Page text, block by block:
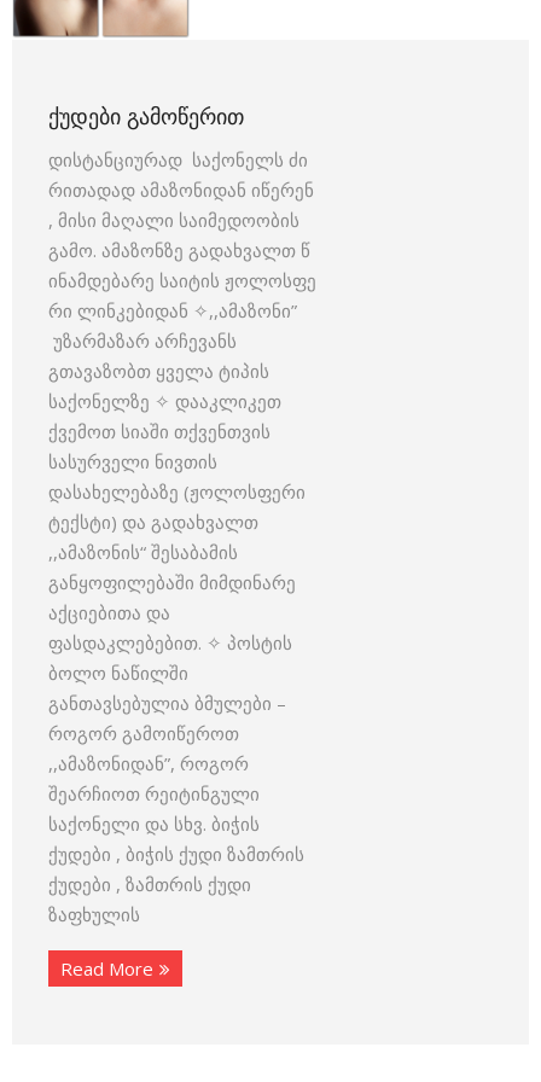
ᲥᲣᲓᲔᲑᲘ ᲒᲐᲛᲝᲬᲔᲠᲘᲗ
დისტანციურად საქონელს ძი
რითადად ამაზონიდან იწერენ
, მისი მაღალი საიმედოობის
გამო. ამაზონზე გადახვალთ წ
ინამდებარე საიტის ჟოლოსფე
რი ლინკებიდან ✧,,ამაზონი”
უზარმაზარ არჩევანს
გთავაზობთ ყველა ტიპის
საქონელზე ✧ დააკლიკეთ
ქვემოთ სიაში თქვენთვის
სასურველი ნივთის
დასახელებაზე (ჟოლოსფერი
ტექსტი) და გადახვალთ
,,ამაზონის“ შესაბამის
განყოფილებაში მიმდინარე
აქციებითა და
ფასდაკლებებით. ✧ პოსტის
ბოლო ნაწილში
განთავსებულია ბმულები –
როგორ გამოიწეროთ
,,ამაზონიდან”, როგორ
შეარჩიოთ რეიტინგული
საქონელი და სხვ. ბიჭის
ქუდები , ბიჭის ქუდი ზამთრის
ქუდები , ზამთრის ქუდი
ზაფხულის
Read More